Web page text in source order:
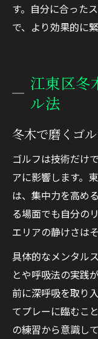
す。自分に合った
で、より効果的に
江東区冬
ル法
冬木で磨くゴ
ゴルフは技術だけ
アに影響します。
は、集中力を高め
る場面でも自分の
エリアの静けさは
具体的なメンタル
とや呼吸法の実践
前に深呼吸を取り
てプレーに臨むこ
の練習から意識し